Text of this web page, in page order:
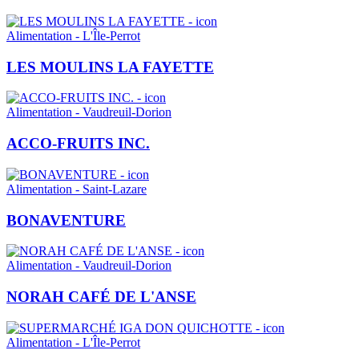
Alimentation - L'Île-Perrot
LES MOULINS LA FAYETTE
Alimentation - Vaudreuil-Dorion
ACCO-FRUITS INC.
Alimentation - Saint-Lazare
BONAVENTURE
Alimentation - Vaudreuil-Dorion
NORAH CAFÉ DE L'ANSE
Alimentation - L'Île-Perrot